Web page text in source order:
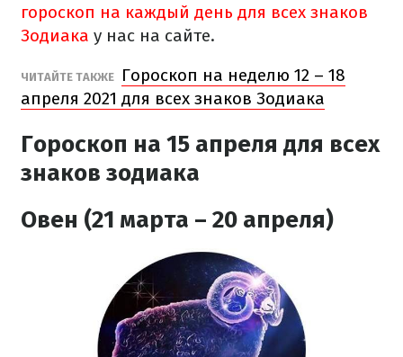
гороскоп на каждый день для всех знаков
Зодиака у нас на сайте.
ЧИТАЙТЕ ТАКЖЕ
Гороскоп на неделю 12 – 18
апреля 2021 для всех знаков Зодиака
Гороскоп на 15 апреля для всех
знаков зодиака
Овен (21 марта – 20 апреля)